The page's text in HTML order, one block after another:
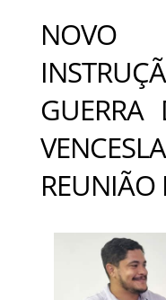
NOVO
GUERRA
REUNIÃO